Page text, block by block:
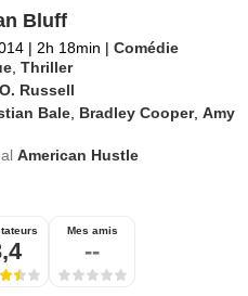
Bluff
| 2h 18min | Comédie
,Thriller
Russell
Bale Bradley Cooper,Amy
American Hustle
Mes amis
--